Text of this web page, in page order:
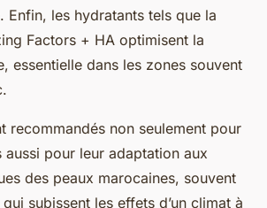
Enfin, les hydratants tels que la
Factors + HA optimisent la
essentielle dans les zones souvent
recommandés non seulement pour
aussi pour leur adaptation aux
des peaux marocaines, souvent
subissent les effets d’un climat à